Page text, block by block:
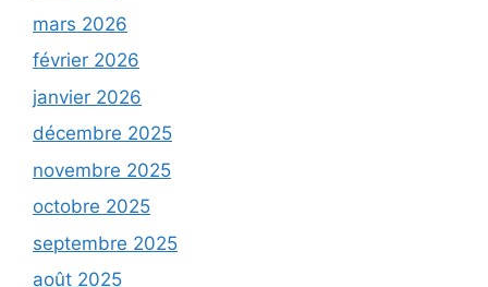
mars 2026
février 2026
janvier 2026
décembre 2025
novembre 2025
octobre 2025
septembre 2025
août 2025